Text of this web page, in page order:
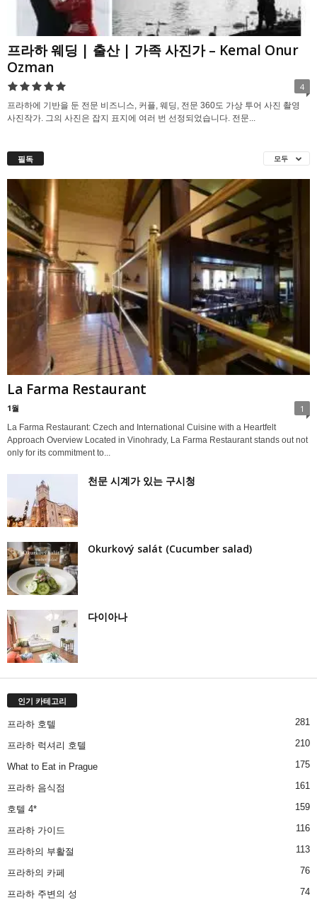
프라하 웨딩 | 출산 | 가족 사진가 – Kemal Onur
Ozman
4
프라하에 기반을 둔 전문 비즈니스, 커플, 웨딩, 전문 360도 가상 투어 사진 촬영
사진작가. 그의 사진은 잡지 표지에 여러 번 선정되었습니다. 전문...
필독 모두
La Farma Restaurant
1월 1
La Farma Restaurant: Czech and International Cuisine with a Heartfelt
Approach Overview Located in Vinohrady, La Farma Restaurant stands out not
only for its commitment to...
천문 시계가 있는 구시청
Okurkový salát (Cucumber salad)
다이아나
인기 카테고리
프라하 호텔 281
프라하 럭셔리 호텔 210
What to Eat in Prague 175
프라하 음식점 161
호텔 4* 159
프라하 가이드 116
프라하의 부활절 113
프라하의 카페 76
프라하 주변의 성 74